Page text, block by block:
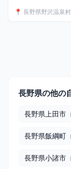
特別栽培米 もち
泉村 おもち
📍 長野県野沢温泉
長野県の他の
長野県上田市
長野県飯綱町
長野県小諸市